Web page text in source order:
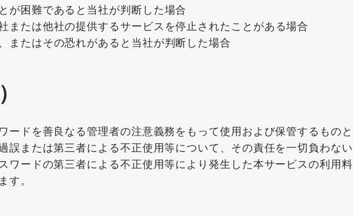
が困難であると当社が判断した場合
または他社の提供するサービスを停止されたことがある場合
またはその恐れがあると当社が判断した場合
ードを善良なる管理者の注意義務をもって使用および保管するものと
誤または第三者による不正使用等について、その責任を一切負わない
ワードの第三者による不正使用等により発生した本サービスの利用料
す。